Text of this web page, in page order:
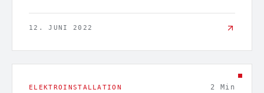
12. JUNI 2022
ELEKTROINSTALLATION 2 Min